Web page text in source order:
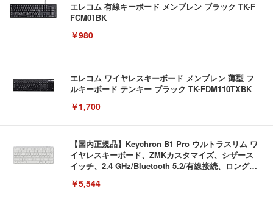
エレコム 有線キーボード メンブレン ブラック TK-F
FCM01BK
￥980
エレコム ワイヤレスキーボード メンブレン 薄型 フ
ルキーボード テンキー ブラック TK-FDM110TXBK
￥1,700
【国内正規品】Keychron B1 Pro ウルトラスリム ワ
イヤレスキーボード、ZMKカスタマイズ、シザース
イッチ、2.4 GHz/Bluetooth 5.2/有線接続、ロングバ
リーホワイト（かな印字なし）, JISレイアウト)
￥5,544